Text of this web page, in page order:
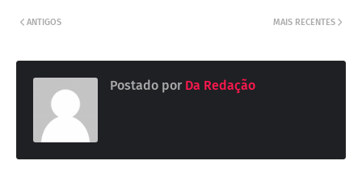
MAIS RECENTES
ANTIGOS
Postado por Da Redação